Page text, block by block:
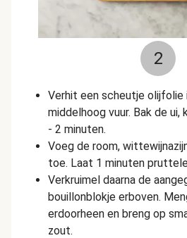
2
Verhit een scheutje olijfolie
middelhoog vuur. Bak de
- 2 minuten.
Voeg de room,
toe. Laat 1 minuten
Verkruimel daarna de
bouillonblokje erboven.
erdoorheen en breng op
zout.